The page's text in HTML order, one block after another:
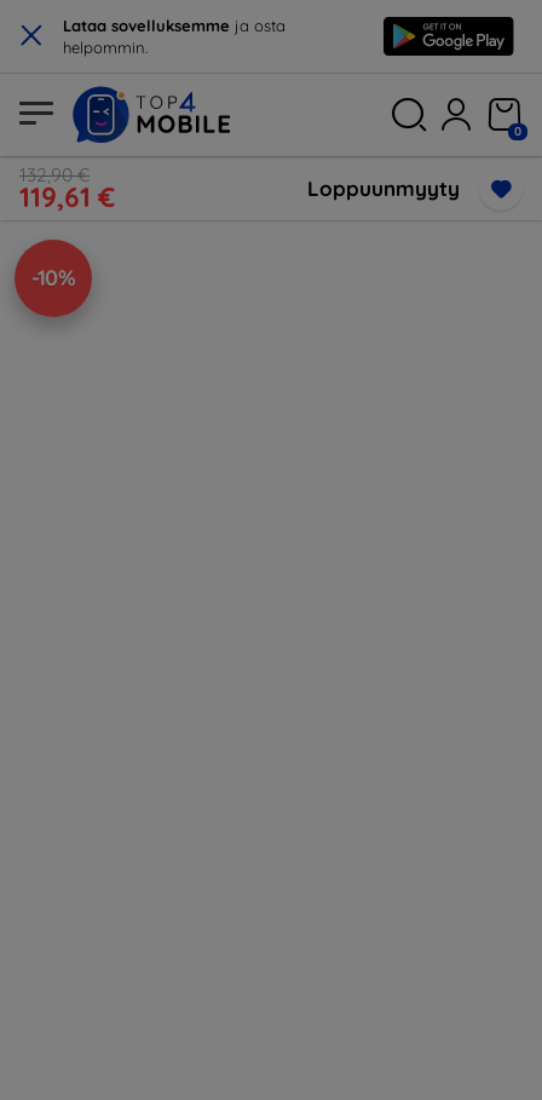
× Lataa sovelluksemme ja osta
helpommin.
0
132,90 €
119,61 € Loppuunmyyty
-10%